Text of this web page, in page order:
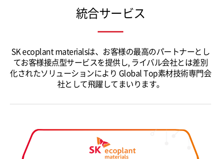
統合サービス
SK ecoplant materialsは、お客様の最高のパートナーとし
てお客様接点型サービスを提供し, ライバル会社とは差別
化されたソリューションにより Global Top素材技術専門会
社として飛躍してまいります。